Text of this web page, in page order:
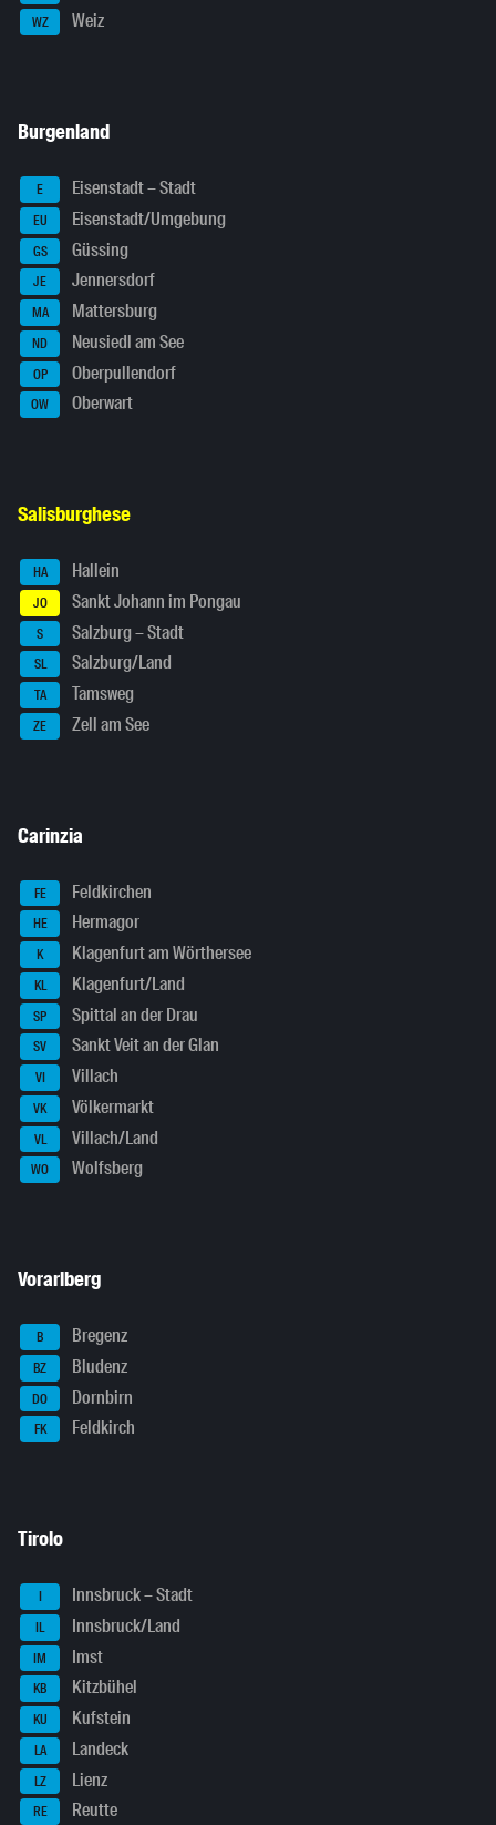
WZ Weiz
Burgenland
E Eisenstadt – Stadt
EU Eisenstadt/Umgebung
GS Güssing
JE Jennersdorf
MA Mattersburg
ND Neusiedl am See
OP Oberpullendorf
OW Oberwart
Salisburghese
HA Hallein
JO Sankt Johann im Pongau
S Salzburg – Stadt
SL Salzburg/Land
TA Tamsweg
ZE Zell am See
Carinzia
FE Feldkirchen
HE Hermagor
K Klagenfurt am Wörthersee
KL Klagenfurt/Land
SP Spittal an der Drau
SV Sankt Veit an der Glan
VI Villach
VK Völkermarkt
VL Villach/Land
WO Wolfsberg
Vorarlberg
B Bregenz
BZ Bludenz
DO Dornbirn
FK Feldkirch
Tirolo
I Innsbruck – Stadt
IL Innsbruck/Land
IM Imst
KB Kitzbühel
KU Kufstein
LA Landeck
LZ Lienz
RE Reutte